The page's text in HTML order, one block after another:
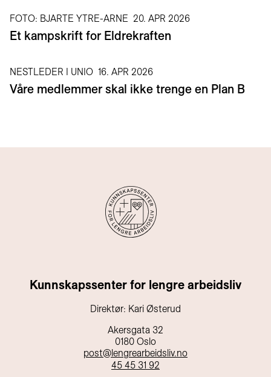
FOTO: BJARTE YTRE-ARNE 20. APR 2026
Et kampskrift for Eldrekraften
NESTLEDER I UNIO 16. APR 2026
Våre medlemmer skal ikke trenge en Plan B
Kunnskapssenter for lengre arbeidsliv
Direktør: Kari Østerud
Akersgata 32
0180 Oslo
post@lengrearbeidsliv.no
45 45 31 92